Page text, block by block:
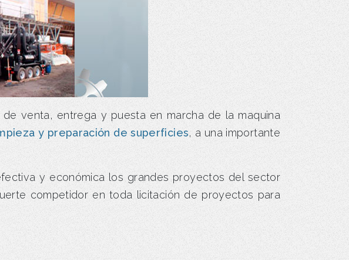
venta, entrega y puesta en marcha de la maquina
y preparación de superficies, a una importante
y económica los grandes proyectos del sector
competidor en toda licitación de proyectos para